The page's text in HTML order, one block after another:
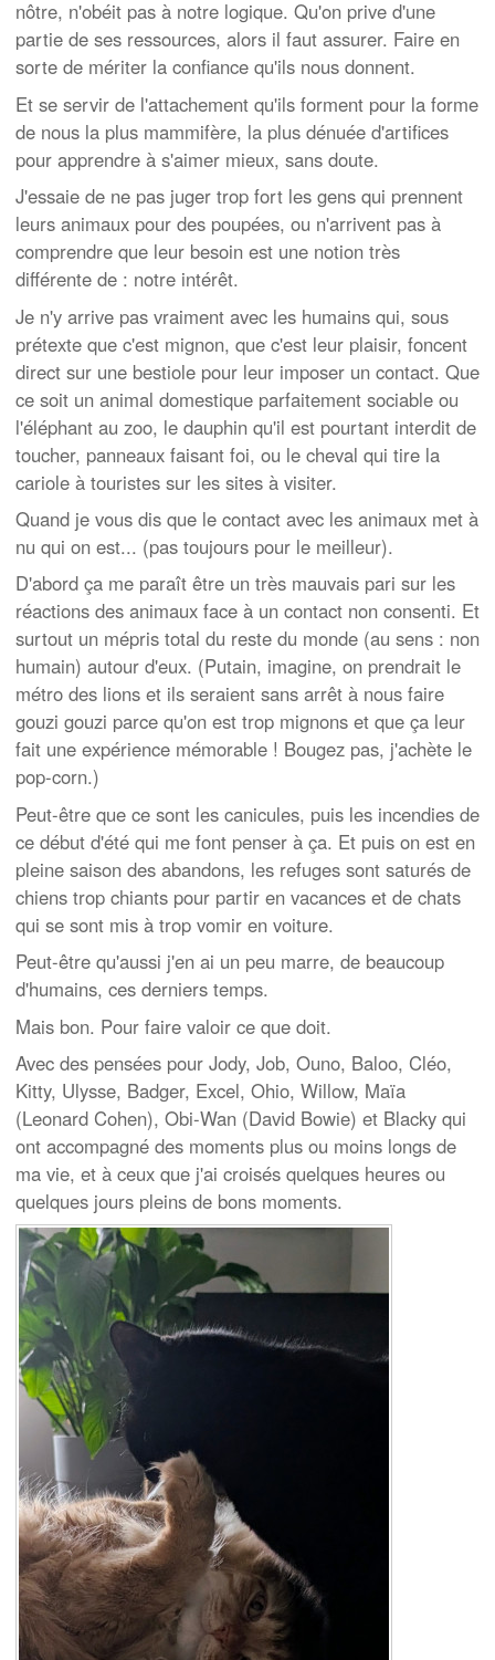
nôtre, n'obéit pas à notre logique. Qu'on prive d'une
partie de ses ressources, alors il faut assurer. Faire en
sorte de mériter la confiance qu'ils nous donnent.
Et se servir de l'attachement qu'ils forment pour la forme
de nous la plus mammifère, la plus dénuée d'artifices
pour apprendre à s'aimer mieux, sans doute.
J'essaie de ne pas juger trop fort les gens qui prennent
leurs animaux pour des poupées, ou n'arrivent pas à
comprendre que leur besoin est une notion très
différente de : notre intérêt.
Je n'y arrive pas vraiment avec les humains qui, sous
prétexte que c'est mignon, que c'est leur plaisir, foncent
direct sur une bestiole pour leur imposer un contact. Que
ce soit un animal domestique parfaitement sociable ou
l'éléphant au zoo, le dauphin qu'il est pourtant interdit de
toucher, panneaux faisant foi, ou le cheval qui tire la
cariole à touristes sur les sites à visiter.
Quand je vous dis que le contact avec les animaux met à
nu qui on est... (pas toujours pour le meilleur).
D'abord ça me paraît être un très mauvais pari sur les
réactions des animaux face à un contact non consenti. Et
surtout un mépris total du reste du monde (au sens : non
humain) autour d'eux. (Putain, imagine, on prendrait le
métro des lions et ils seraient sans arrêt à nous faire
gouzi gouzi parce qu'on est trop mignons et que ça leur
fait une expérience mémorable ! Bougez pas, j'achète le
pop-corn.)
Peut-être que ce sont les canicules, puis les incendies de
ce début d'été qui me font penser à ça. Et puis on est en
pleine saison des abandons, les refuges sont saturés de
chiens trop chiants pour partir en vacances et de chats
qui se sont mis à trop vomir en voiture.
Peut-être qu'aussi j'en ai un peu marre, de beaucoup
d'humains, ces derniers temps.
Mais bon. Pour faire valoir ce que doit.
Avec des pensées pour Jody, Job, Ouno, Baloo, Cléo,
Kitty, Ulysse, Badger, Excel, Ohio, Willow, Maïa
(Leonard Cohen), Obi-Wan (David Bowie) et Blacky qui
ont accompagné des moments plus ou moins longs de
ma vie, et à ceux que j'ai croisés quelques heures ou
quelques jours pleins de bons moments.